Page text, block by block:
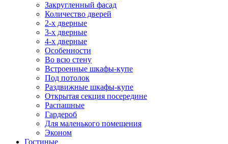
Закругленный фасад
Количество дверей
2-х дверные
3-х дверные
4-х дверные
Особенности
Во всю стену
Встроенные шкафы-купе
Под потолок
Раздвижные шкафы-купе
Открытая секция посередине
Распашные
Гардероб
Для маленького помещения
Эконом
Гостиные